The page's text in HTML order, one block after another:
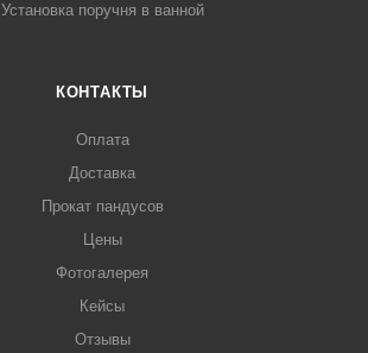
Установка поручня в ванной
КОНТАКТЫ
Оплата
Доставка
Прокат пандусов
Цены
Фотогалерея
Кейсы
Отзывы